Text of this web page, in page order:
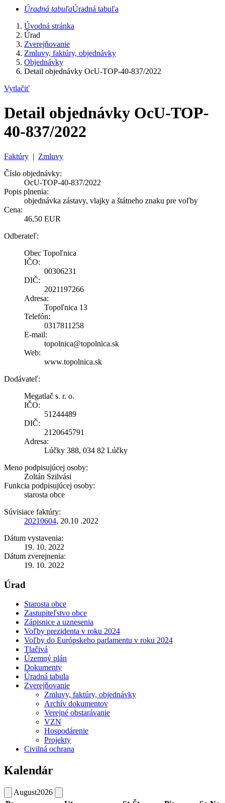
Úradná tabuľaÚradná tabuľa
Úvodná stránka
Úrad
Zverejňovanie
Zmluvy, faktúry, objednávky
Objednávky
Detail objednávky OcU-TOP-40-837/2022
Vytlačiť
Detail objednávky OcU-TOP-
40-837/2022
Faktúry | Zmluvy
Číslo objednávky:
OcU-TOP-40-837/2022
Popis plnenia:
objednávka zástavy, vlajky a štátneho znaku pre voľby
Cena:
46,50 EUR
Odberateľ:
Obec Topoľnica
IČO:
00306231
DIČ:
2021197266
Adresa:
Topoľnica 13
Telefón:
0317811258
E-mail:
topolnica@topolnica.sk
Web:
www.topolnica.sk
Dodávateľ:
Megatlač s. r. o.
IČO:
51244489
DIČ:
2120645791
Adresa:
Lúčky 388, 034 82 Lúčky
Meno podpisujúcej osoby:
Zoltán Szilvási
Funkcia podpisujúcej osoby:
starosta obce
Súvisiace faktúry:
20210604, 20.10 .2022
Dátum vystavenia:
19. 10. 2022
Dátum zverejnenia:
19. 10. 2022
Úrad
Starosta obce
Zastupiteľstvo obce
Zápisnice a uznesenia
Voľby prezidenta v roku 2024
Voľby do Európskeho parlamentu v roku 2024
Tlačivá
Územný plán
Dokumenty
Úradná tabula
Zverejňovanie
Zmluvy, faktúry, objednávky
Archív dokumentov
Verejné obstarávanie
VZN
Hospodárenie
Projekty
Civilná ochrana
Kalendár
August2026